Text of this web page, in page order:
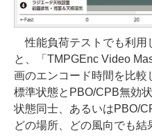
性能負荷テストでも利用
と、「TMPGEnc Video
画のエンコード時間を比較
標準状態とPBO/CPB無効
状態同士、あるいはPBO/
どの場所、どの風向でも結